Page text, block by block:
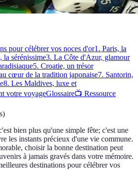
pour célébrer vos noces d'or1. Paris, la
la sérénissime3. La Côte d'Azur, glamour
5. Croatie, un trésor
cœur de la tradition japonaise7. Santorin,
8. Les Maldives, luxe et
votre voyageGlossaire📺 Ressource
)
bien plus qu'une simple fête; c'est une
les instants précieux d'une vie commune.
choisir la bonne destination peut
à jamais gravés dans votre mémoire.
destinations pour célébrer vos